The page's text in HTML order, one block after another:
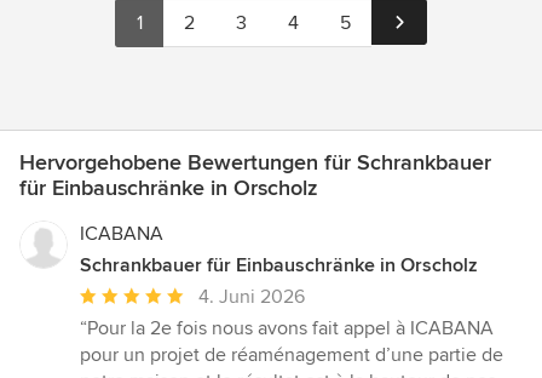
1 2 3 4 5
Hervorgehobene Bewertungen für Schrankbauer
für Einbauschränke in Orscholz
ICABANA
Schrankbauer für Einbauschränke in Orscholz
Durchschnittliche
Bewertung:
5
4. Juni 2026
“Pour la 2e fois nous avons fait appel à ICABANA
pour un projet de réaménagement d’une partie de